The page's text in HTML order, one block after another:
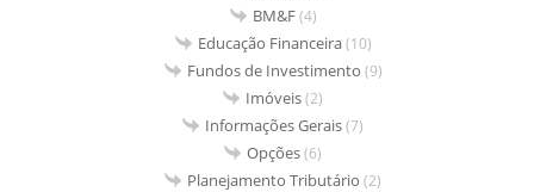
BM&F(4)
Educação Financeira(10)
Fundos de Investimento (9)
Imóveis(2)
Informações Gerais(7)
Opções(6)
Planejamento Tributário (2)